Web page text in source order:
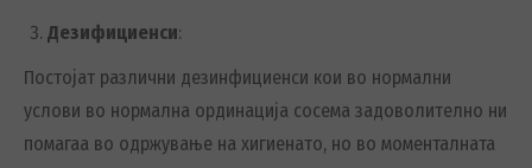
Дезифициенси:
Постојат различни дезинфициенси кои во нормални
услови во нормална ординација сосема задоволително ни
помагаа во одржување на хигиенато, но во моменталната